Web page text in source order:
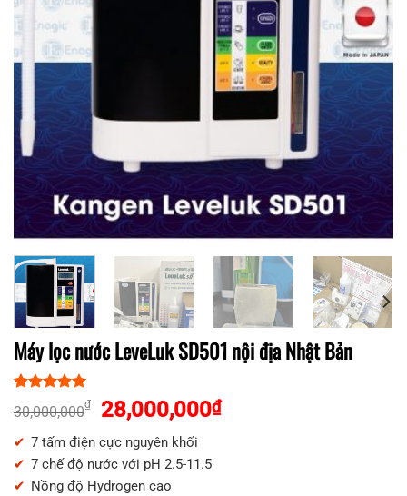
Máy lọc nước LeveLuk SD501 nội địa Nhật Bản
dựa trên
30,000,000₫
Giá
là:
30,000,000₫.
28,000,000₫Giá
7 tấm điện cực nguyên khối
7 chế độ nước với pH 2.5-11.5
Nồng độ Hydrogen cao